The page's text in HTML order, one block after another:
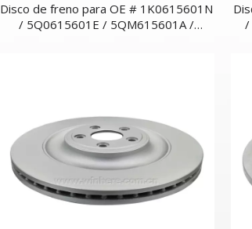
Disco de freno para OE # 1K0615601N
/ 5Q0615601E / 5QM615601A /
/